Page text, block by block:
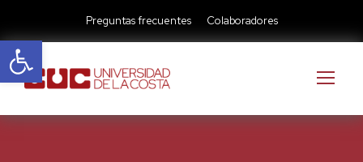
Abrir barra de herramientas
Preguntas frecuentes Colaboradores